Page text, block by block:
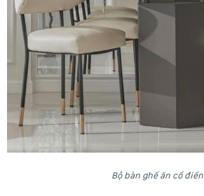
Bộ bàn ghế ăn cổ điển